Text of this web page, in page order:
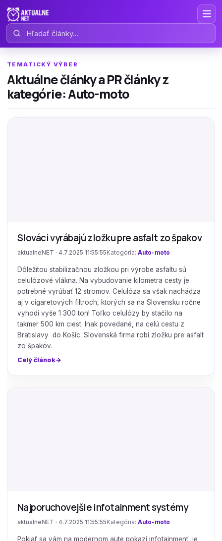
Hľadať články
TEMATICKÝ VÝBER
Aktuálne články a PR články z
kategórie: Auto-moto
Slováci vyrábajú zložku pre asfalt zo špakov
aktualneNET · 4.7.2025 11:55:55 Kategória: Auto-moto
Dôležitou stabilizačnou zložkou pri výrobe asfaltu sú
celulózové vlákna. Na vybudovanie kilometra cesty je
potrebné vyrúbať 12 stromov. Celulóza sa však nachádza
aj v cigaretových filtroch, ktorých sa na Slovensku ročne
vyhodí vyše 1 300 ton! Toľko celulózy by stačilo na
takmer 500 km ciest. Inak povedané, na celú cestu z
Bratislavy do Košíc. Slovenská firma robí zložku pre asfalt
zo špakov.
Celý článok
Najporuchovejšie infotainment systémy
aktualneNET · 4.7.2025 11:55:55 Kategória: Auto-moto
Pokiaľ sa vám na modernom aute pokazí infotainment, je